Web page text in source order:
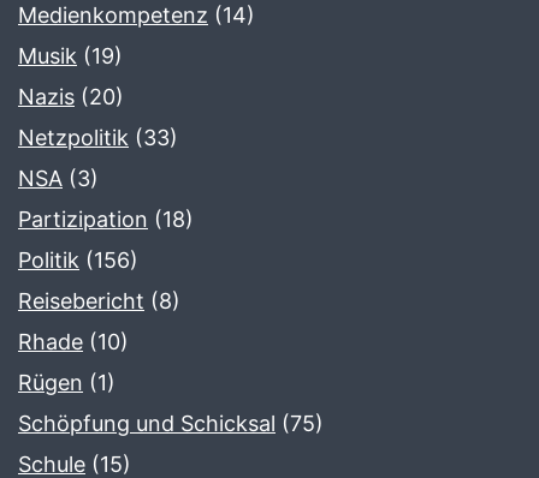
Medienkompetenz (14)
Musik (19)
Nazis (20)
Netzpolitik (33)
NSA (3)
Partizipation (18)
Politik (156)
Reisebericht (8)
Rhade (10)
Rügen (1)
Schöpfung und Schicksal (75)
Schule (15)